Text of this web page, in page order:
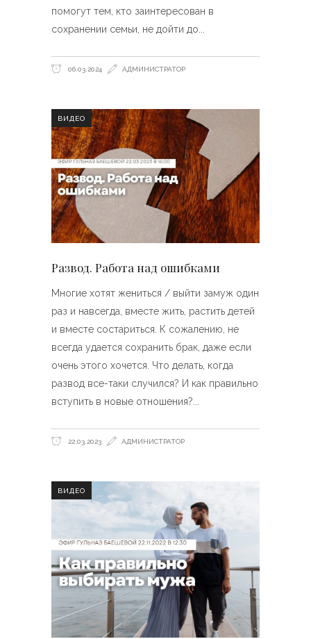
помогут тем, кто заинтересован в
сохранении семьи, не дойти до
06.03.2024 АДМИНИСТРАТОР
ВИДЕО
Развод. Работа над ошибками
Многие хотят жениться / выйти замуж один
раз и навсегда, вместе жить, растить детей
и вместе состариться. К сожалению, не
всегда удается сохранить брак, даже если
очень этого хочется. Что делать, когда
развод все-таки случился? И как правильно
вступить в новые отношения?
22.03.2023 АДМИНИСТРАТОР
ВИДЕО